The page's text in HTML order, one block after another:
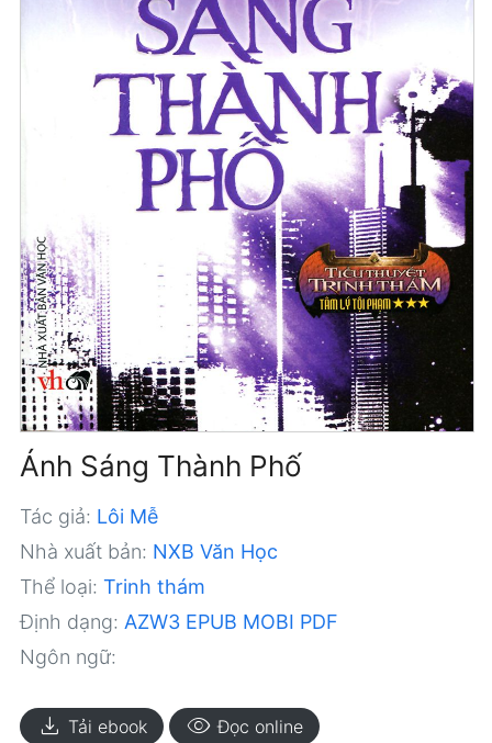
Ánh Sáng Thành Phố
Tác giả: Lôi Mễ
Nhà xuất bản: NXB Văn Học
Thể loại: Trinh thám
Định dạng: AZW3 EPUB MOBI PDF
Ngôn ngữ:
download Tải ebook visibility Đọc online